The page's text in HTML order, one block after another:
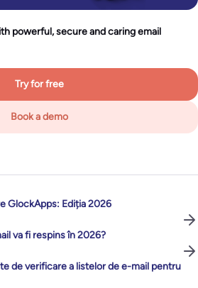
powerful, secure and caring email
Try for free
Book a demo
GlockApps: Ediția 2026
va fi respins în 2026?
de verificare a listelor de e-mail pentru